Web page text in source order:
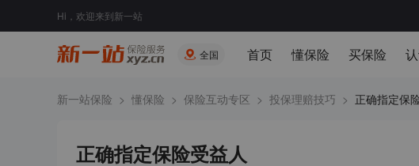
Hi，欢迎来到新一站
全国 首页 懂保险 买保险
新一站保险 > 懂保险 > 保险互动专区 > 投保理赔技巧 > 正确指定保
正确指定保险受益人